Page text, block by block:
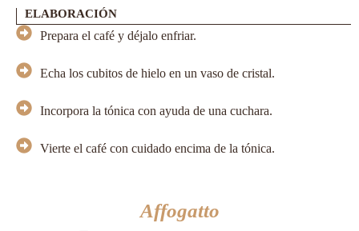
ELABORACIÓN
Prepara el café y déjalo enfriar.
Echa los cubitos de hielo en un vaso de cristal.
Incorpora la tónica con ayuda de una cuchara.
Vierte el café con cuidado encima de la tónica.
Affogatto